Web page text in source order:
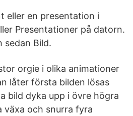
eller en presentation i
Presentationer på datorn.
sedan Bild.
orgie i olika animationer
låter första bilden lösas
bild dyka upp i övre högra
och snurra fyra